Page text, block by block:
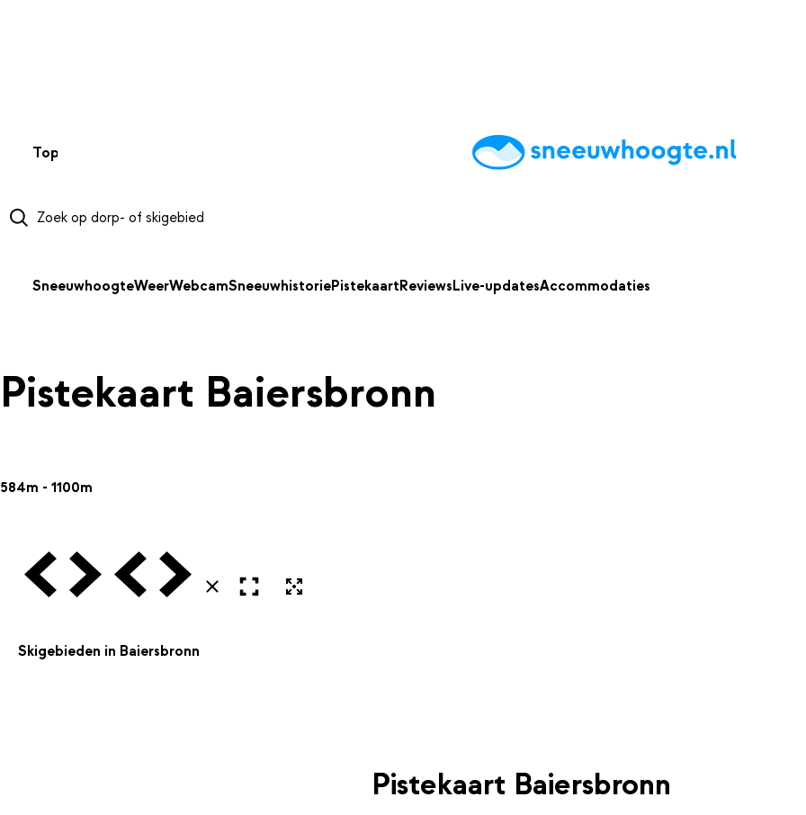
Top 50 AccommodatiesTipsReviewsLive updatesApp
SneeuwhoogteWeerWebcamSneeuwhistoriePistekaartReviewsLive-updatesAccommodaties
Pistekaart Baiersbronn
584m - 1100m
Vorige VolgendeVorige Volgende
SluitenOpen in volledig scherm
Skigebieden in Baiersbronn
Pistekaart Baiersbronn